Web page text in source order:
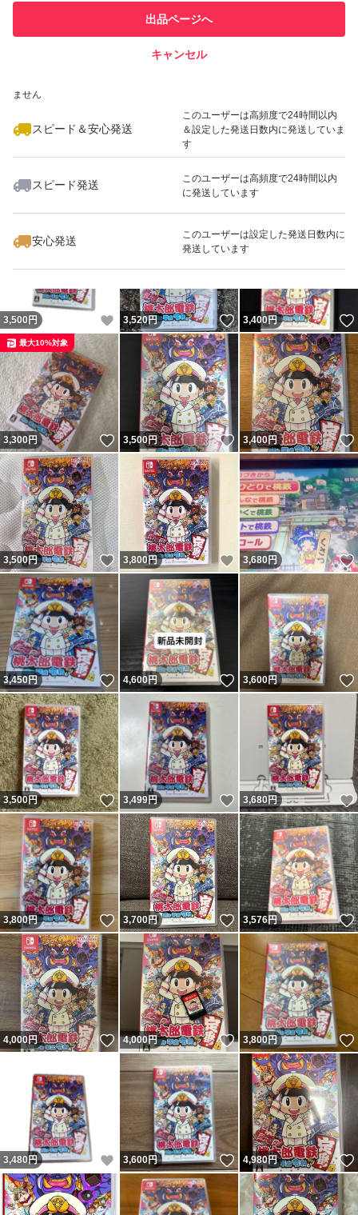
での取引実績があります
ません
スピード＆安心発送
このユーザーは高頻度で24時間以内
＆設定した発送日数内に発送していま
す
スピード発送
このユーザーは高頻度で24時間以内
に発送しています
安心発送
このユーザーは設定した発送日数内に
発送しています
出品ページへ
キャンセル
いいね！
3,200
3,500 円 いいね！
3,520円 いいね！
3,400円
3,300円 いいね！
最大10%対象
3,500円 いいね！
3,400円
3,500円 いいね！
3,800円 いいね！
3,680円
3,450円 いいね！
4,600円 いいね！
3,600円
3,500円 いいね！
3,499円 いいね！
3,680円
3,800円 いいね！
3,700円 いいね！
3,576円
4,000円 いいね！
4,000円 いいね！
3,800円
3,480円 いいね！
3,600円 いいね！
4,980円